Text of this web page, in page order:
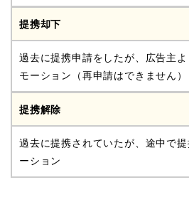
提携却下
過去に提携申請をしたが、広告主
モーション（再申請はできません）
提携解除
過去に提携されていたが、途中で
ーション